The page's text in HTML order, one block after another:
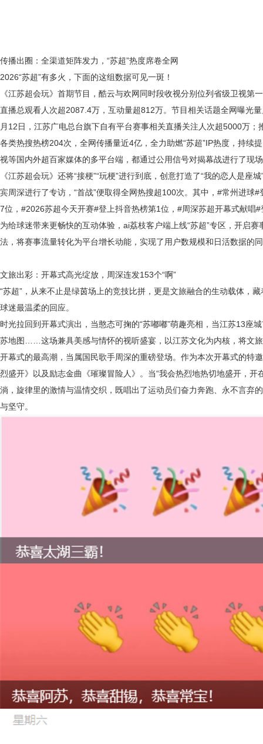
传播出圈：全渠道矩阵发力， “苏超”热度席卷全网
2026“苏超”有多火，下面的这组数据可见一斑！
《江苏超会玩》首期节目，酷云与欢网同时段收视分别位列省级卫视第
直播总观看人次超2087.4万，互动量超812万。节目相关话题全网曝光
月12日，江苏广电总台旗下自有平台赛事相关直播关注人次超5000万
各类热搜热榜204次，全网传播量近4亿，全力助燃“苏超”IP热度，持续
视等国内外超百家媒体的多平台端，都通过公用信号对揭幕战进行了现
《江苏超会玩》还将“接梗”“玩梗”进行到底，创意打造了“我的恋人是座
宾周深进行了专访，“首战”便取得全网热搜超100次。其中，#常州进球
7位，#2026苏超今天开赛#登上抖音热榜第1位，#周深苏超开幕式献唱
为给球迷带来更畅快的互动体验， ai荔枝客户端上线“苏超”专区，开启
法，将赛事流量转化为平台增长动能，实现了用户数规模和日活数据的
文旅出彩：开幕式高光绽放，周深连发153个“啊”
“苏超”，从来不止是绿茵场上的竞技比拼，更是文旅融合的生动载体，
球迷最温柔的回应。
时光拉回到开幕式演出，当憨态可掬的“苏嘟嘟”萌趣亮相，当江苏13座
苏地图……这场兼具美感与情怀的视听盛宴，以江苏文化为内核，将文
开幕式的最高潮，当属国民歌手周深的重磅登场。作为本次开幕式的特
烈盛开》以及励志金曲《璀璨冒险人》。当“我会热烈地热切地盛开，开
淌，旋律里的激情与温情交织，既唱出了运动员们奋力奔跑、永不言弃
与坚守。